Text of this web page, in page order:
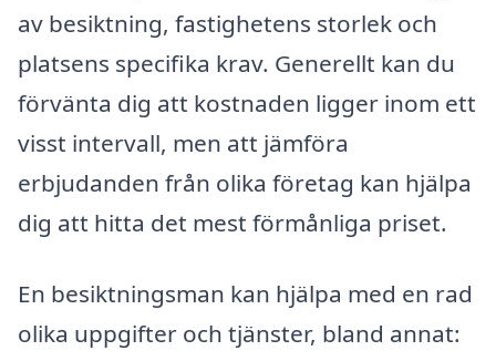
av besiktning, fastighetens storlek och
platsens specifika krav. Generellt kan du
förvänta dig att kostnaden ligger inom ett
visst intervall, men att jämföra
erbjudanden från olika företag kan hjälpa
dig att hitta det mest förmånliga priset.
En besiktningsman kan hjälpa med en rad
olika uppgifter och tjänster, bland annat: